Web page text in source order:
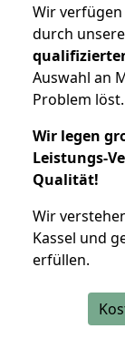
Wir
durch
Auswahl an
Problem löst.
Wir legen
Leistungs-
Qualität!
Wir
Kassel und
erfüllen.